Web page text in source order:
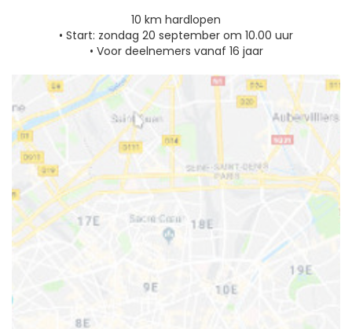
10 km hardlopen
• Start: zondag 20 september om 10.00 uur
• Voor deelnemers vanaf 16 jaar